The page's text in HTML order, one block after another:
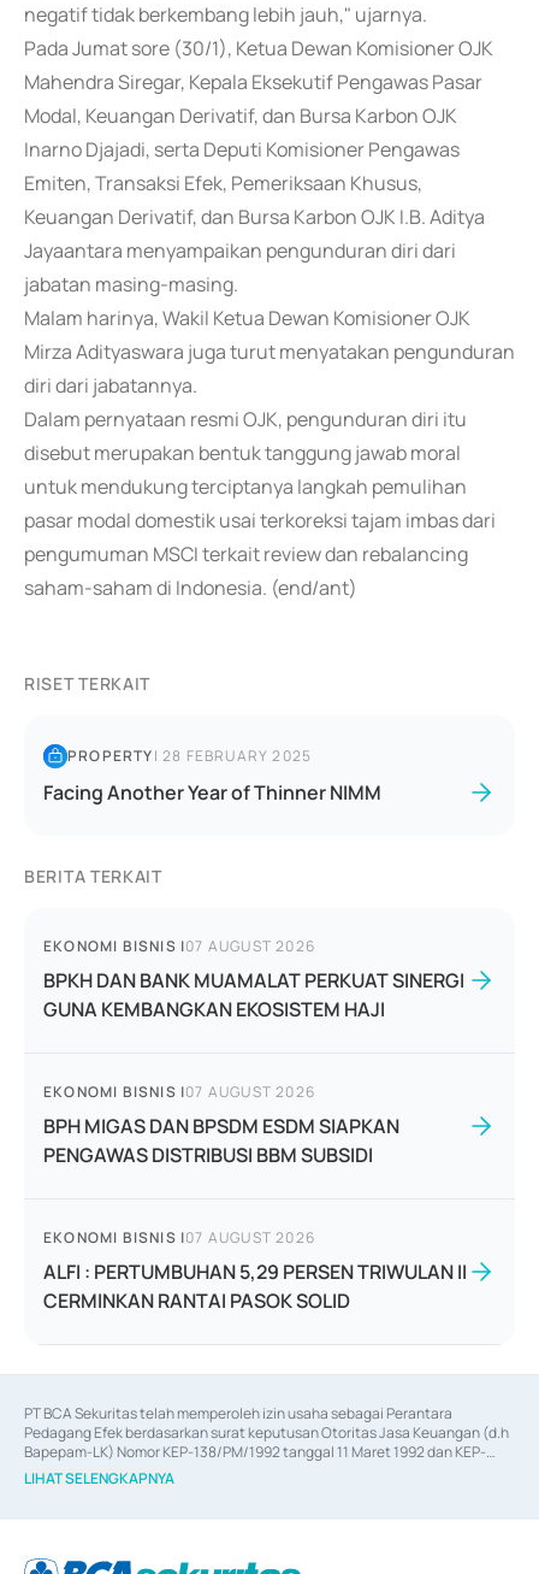
negatif tidak berkembang lebih jauh," ujarnya.
Pada Jumat sore (30/1), Ketua Dewan Komisioner OJK
Mahendra Siregar, Kepala Eksekutif Pengawas Pasar
Modal, Keuangan Derivatif, dan Bursa Karbon OJK
Inarno Djajadi, serta Deputi Komisioner Pengawas
Emiten, Transaksi Efek, Pemeriksaan Khusus,
Keuangan Derivatif, dan Bursa Karbon OJK I.B. Aditya
Jayaantara menyampaikan pengunduran diri dari
jabatan masing-masing.
Malam harinya, Wakil Ketua Dewan Komisioner OJK
Mirza Adityaswara juga turut menyatakan pengunduran
diri dari jabatannya.
Dalam pernyataan resmi OJK, pengunduran diri itu
disebut merupakan bentuk tanggung jawab moral
untuk mendukung terciptanya langkah pemulihan
pasar modal domestik usai terkoreksi tajam imbas dari
pengumuman MSCI terkait review dan rebalancing
saham-saham di Indonesia. (end/ant)
RISET TERKAIT
PROPERTY|28 FEBRUARY 2025
Facing Another Year of Thinner NIMM
BERITA TERKAIT
EKONOMI BISNIS |07 AUGUST 2026
BPKH DAN BANK MUAMALAT PERKUAT SINERGI
GUNA KEMBANGKAN EKOSISTEM HAJI
EKONOMI BISNIS |07 AUGUST 2026
BPH MIGAS DAN BPSDM ESDM SIAPKAN
PENGAWAS DISTRIBUSI BBM SUBSIDI
EKONOMI BISNIS |07 AUGUST 2026
ALFI : PERTUMBUHAN 5,29 PERSEN TRIWULAN II
CERMINKAN RANTAI PASOK SOLID
PT BCA Sekuritas telah memperoleh izin usaha sebagai Perantara
Pedagang Efek berdasarkan surat keputusan Otoritas Jasa Keuangan (d.h
Bapepam-LK) Nomor KEP-138/PM/1992 tanggal 11 Maret 1992 dan KEP-
06/D.04/2014 tanggal 28 Februari 2014, izin usaha sebagai Penjamin Emisi
Efek berdasarkan surat keputusan Otoritas Jasa Keuangan Nomor KEP-
berdasarkan surat keputusan Otoritas Jasa Keuangan Nomor S-
LIHAT SELENGKAPNYA